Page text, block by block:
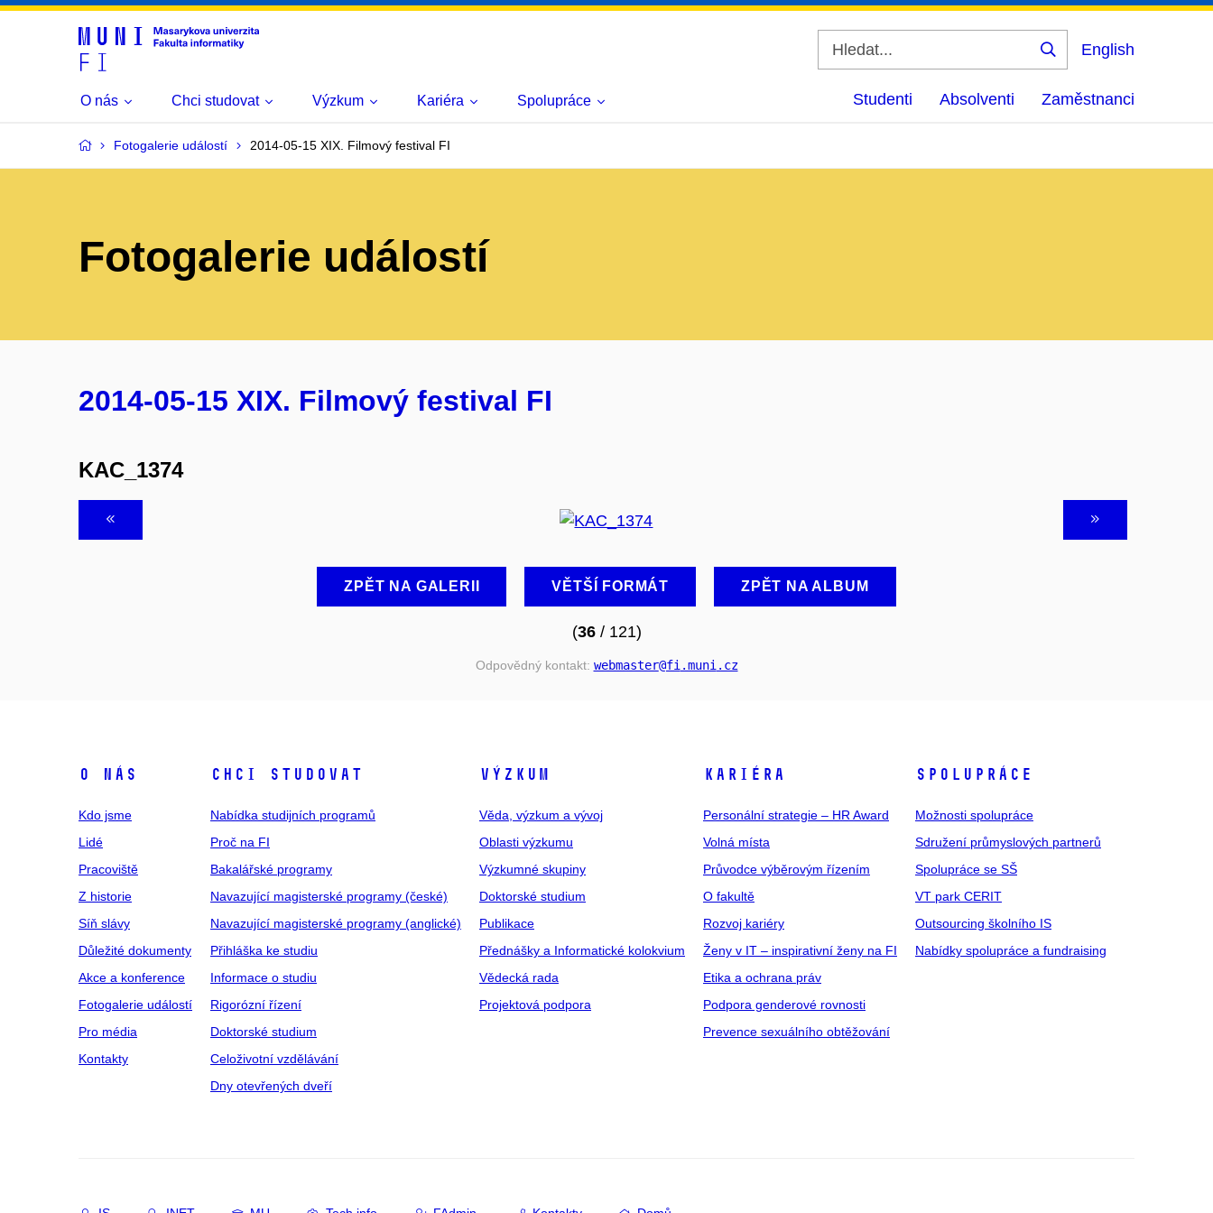
Vyhledat
English
O nás Chci studovat Výzkum Kariéra Spolupráce Studenti Absolventi Zaměstnanci
Fotogalerie událostí 2014-05-15 XIX. Filmový festival FI
Fotogalerie událostí
2014-05-15 XIX. Filmový festival FI
KAC_1374
ZPĚT NA GALERII VĚTŠÍ FORMÁT ZPĚT NA ALBUM
(36/ 121)
Odpovědný kontakt: webmaster@fi .muni .cz
O NÁS
Kdo jsme
Lidé
Pracoviště
Z historie
Síň slávy
Důležité dokumenty
Akce a konference
Fotogalerie událostí
Pro média
Kontakty
CHCI STUDOVAT
Nabídka studijních programů
Proč na FI
Bakalářské programy
Navazující magisterské programy (české)
Navazující magisterské programy (anglické)
Přihláška ke studiu
Informace o studiu
Rigorózní řízení
Doktorské studium
Celoživotní vzdělávání
Dny otevřených dveří
VÝZKUM
Věda, výzkum a vývoj
Oblasti výzkumu
Výzkumné skupiny
Doktorské studium
Publikace
Přednášky a Informatické kolokvium
Vědecká rada
Projektová podpora
KARIÉRA
Personální strategie – HR Award
Volná místa
Průvodce výběrovým řízením
O fakultě
Rozvoj kariéry
Ženy v IT – inspirativní ženy na FI
Etika a ochrana práv
Podpora genderové rovnosti
Prevence sexuálního obtěžování
SPOLUPRÁCE
Možnosti spolupráce
Sdružení průmyslových partnerů
Spolupráce se SŠ
VT park CERIT
Outsourcing školního IS
Nabídky spolupráce a fundraising